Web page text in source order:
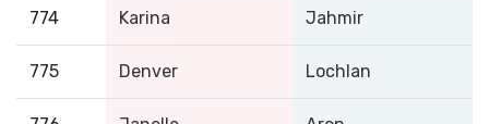
774 Karina Jahmir
775 Denver Lochlan